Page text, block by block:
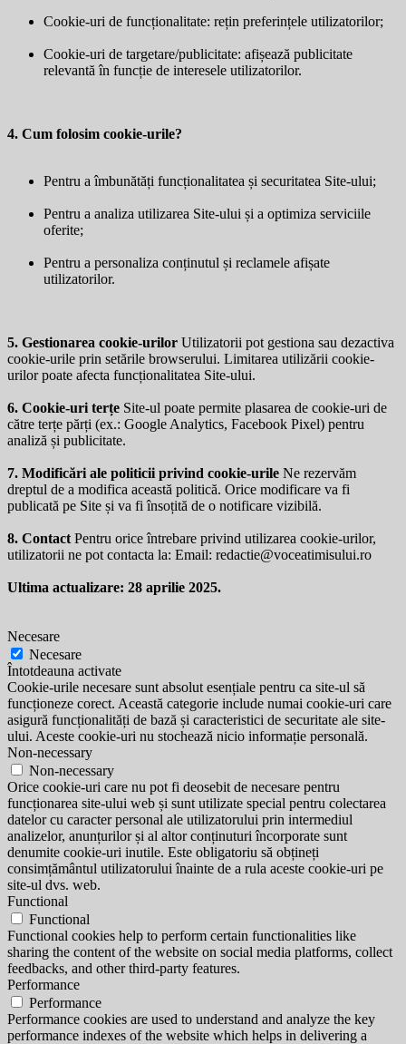
Cookie-uri de funcționalitate: rețin preferințele utilizatorilor;
Cookie-uri de targetare/publicitate: afișează publicitate
relevantă în funcție de interesele utilizatorilor.
4. Cum folosim cookie-urile?
Pentru a îmbunătăți funcționalitatea și securitatea Site-ului;
Pentru a analiza utilizarea Site-ului și a optimiza serviciile
oferite;
Pentru a personaliza conținutul și reclamele afișate
utilizatorilor.
5. Gestionarea cookie-urilor Utilizatorii pot gestiona sau dezactiva
cookie-urile prin setările browserului. Limitarea utilizării cookie-
urilor poate afecta funcționalitatea Site-ului.
6. Cookie-uri terțe Site-ul poate permite plasarea de cookie-uri de
către terțe părți (ex.: Google Analytics, Facebook Pixel) pentru
analiză și publicitate.
7. Modificări ale politicii privind cookie-urile Ne rezervăm
dreptul de a modifica această politică. Orice modificare va fi
publicată pe Site și va fi însoțită de o notificare vizibilă.
8. Contact Pentru orice întrebare privind utilizarea cookie-urilor,
utilizatorii ne pot contacta la: Email: redactie@voceatimisului.ro
Ultima actualizare: 28 aprilie 2025.
Necesare
Necesare
Întotdeauna activate
Cookie-urile necesare sunt absolut esențiale pentru ca site-ul să
funcționeze corect. Această categorie include numai cookie-uri care
asigură funcționalități de bază și caracteristici de securitate ale site-
ului. Aceste cookie-uri nu stochează nicio informație personală.
Non-necessary
Non-necessary
Orice cookie-uri care nu pot fi deosebit de necesare pentru
funcționarea site-ului web și sunt utilizate special pentru colectarea
datelor cu caracter personal ale utilizatorului prin intermediul
analizelor, anunțurilor și al altor conținuturi încorporate sunt
denumite cookie-uri inutile. Este obligatoriu să obțineți
consimțământul utilizatorului înainte de a rula aceste cookie-uri pe
site-ul dvs. web.
Functional
Functional
Functional cookies help to perform certain functionalities like
sharing the content of the website on social media platforms, collect
feedbacks, and other third-party features.
Performance
Performance
Performance cookies are used to understand and analyze the key
performance indexes of the website which helps in delivering a